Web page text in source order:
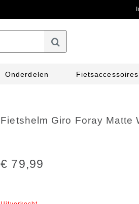
Onderdelen Fietsaccessoires
Fietshelm Giro Foray Matte
€ 79,99